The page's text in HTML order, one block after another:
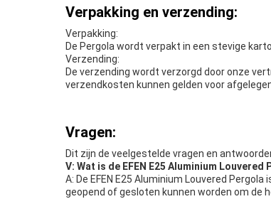
Verpakking en verzending:
Verpakking:
De Pergola wordt verpakt in een stevige
Verzending:
De verzending wordt verzorgd door onze
verzendkosten kunnen gelden voor
Vragen:
Dit zijn de veelgestelde vragen en
V: Wat is de EFEN E25 Aluminium Louvered
A: De EFEN E25 Aluminium Louvered
geopend of gesloten kunnen worden om de